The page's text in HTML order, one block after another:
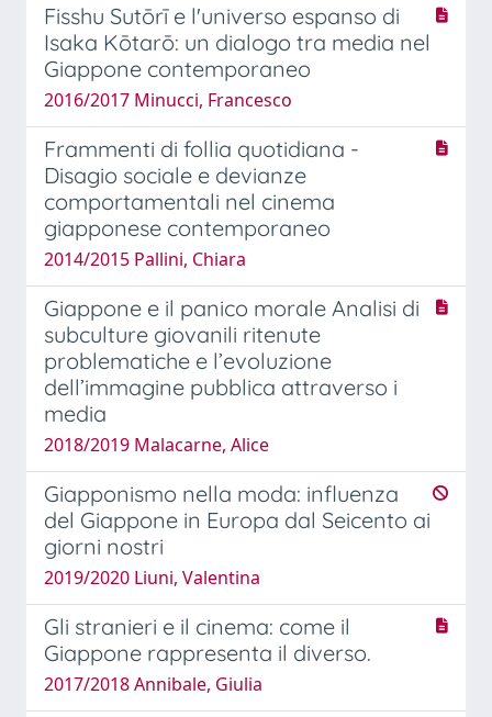
Fisshu Sutōrī e l'universo espanso di
Isaka Kōtarō: un dialogo tra media nel
Giappone contemporaneo
2016/2017 Minucci, Francesco
Frammenti di follia quotidiana -
Disagio sociale e devianze
comportamentali nel cinema
giapponese contemporaneo
2014/2015 Pallini, Chiara
Giappone e il panico morale Analisi di
subculture giovanili ritenute
problematiche e l’evoluzione
dell’immagine pubblica attraverso i
media
2018/2019 Malacarne, Alice
Giapponismo nella moda: influenza
del Giappone in Europa dal Seicento ai
giorni nostri
2019/2020 Liuni, Valentina
Gli stranieri e il cinema: come il
Giappone rappresenta il diverso.
2017/2018 Annibale, Giulia